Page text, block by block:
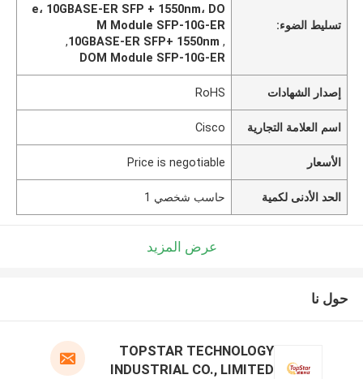
تسليط الضوء:
e، 10GBASE-ER SFP + 1550nm، DO
M Module SFP-10G-ER
,
10GBASE-ER SFP+ 1550nm
,
DOM Module SFP-10G-ER
إصدار الشهادات RoHS
اسم العلامة التجارية Cisco
الأسعار Price is negotiable
الحد الأدنى لكمية حاسب شخصي 1
عرض المزيد
حول نا
TOPSTAR TECHNOLOGY
INDUSTRIAL CO., LIMITED